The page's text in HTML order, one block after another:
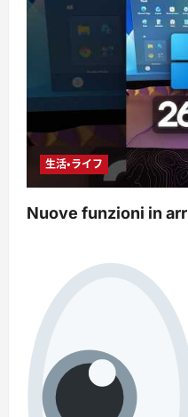
生活・ライフ
Nuove funzioni in